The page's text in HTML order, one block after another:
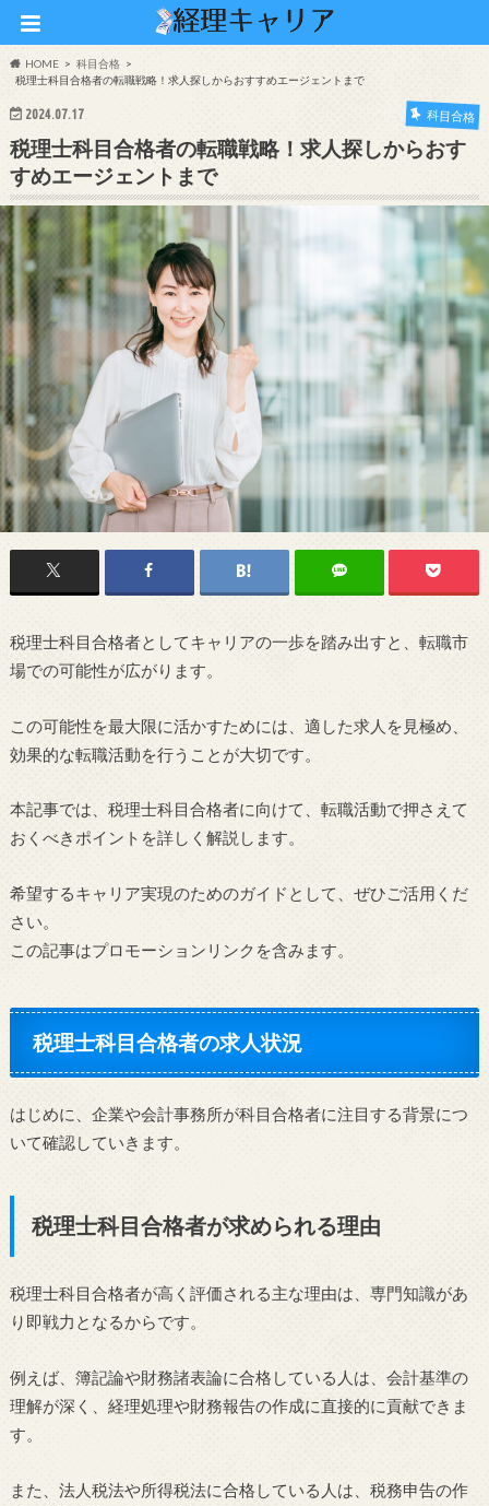
HOME
科目合格
税理士科目合格者の転職戦略！求人探しからおすすめエージェントまで
2024.07.17 科目合格
税理士科目合格者の転職戦略！求人探しからおす
すめエージェントまで
税理士科目合格者としてキャリアの一歩を踏み出すと、転職市
場での可能性が広がります。
この可能性を最大限に活かすためには、適した求人を見極め、
効果的な転職活動を行うことが大切です。
本記事では、税理士科目合格者に向けて、転職活動で押さえて
おくべきポイントを詳しく解説します。
希望するキャリア実現のためのガイドとして、ぜひご活用くだ
さい。
この記事はプロモーションリンクを含みます。
税理士科目合格者の求人状況
はじめに、企業や会計事務所が科目合格者に注目する背景につ
いて確認していきます。
税理士科目合格者が求められる理由
税理士科目合格者が高く評価される主な理由は、専門知識があ
り即戦力となるからです。
例えば、簿記論や財務諸表論に合格している人は、会計基準の
理解が深く、経理処理や財務報告の作成に直接的に貢献できま
す。
また、法人税法や所得税法に合格している人は、税務申告の作